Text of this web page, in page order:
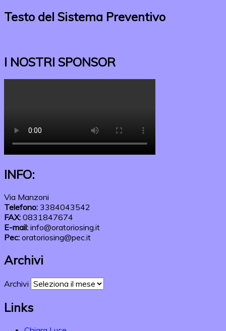
Testo del Sistema Preventivo
I NOSTRI SPONSOR
INFO:
Via Manzoni
Telefono: 3384043542
FAX: 0831847674
E-mail: info@oratoriosing.it
Pec: oratoriosing@pec.it
Archivi
Archivi
Links